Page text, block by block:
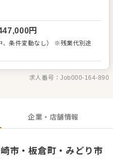
の決定 ・加工、カット、パック
ベント企画、運営 ・接客 ・ア
わせた業
徐々に仕事の幅を広げていきま
ポートしますので、経験に関わ
る環境です。 ゆくゆくはステッ
円
条件変動なし） ※残業代別途
求人番号：Job000-164-890
企業・店舗情報
市・板倉町・みどり市